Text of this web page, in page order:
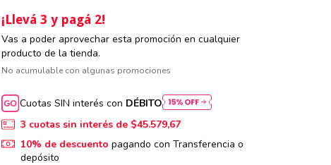
¡Llevá 3 y pagá 2!
Vas a poder aprovechar esta promoción en cualquier
producto de la tienda.
No acumulable con algunas promociones
Cuotas SIN interés con DÉBITO
3 cuotas sin interés de $45.579,67
10% de descuento pagando con Transferencia o
depósito